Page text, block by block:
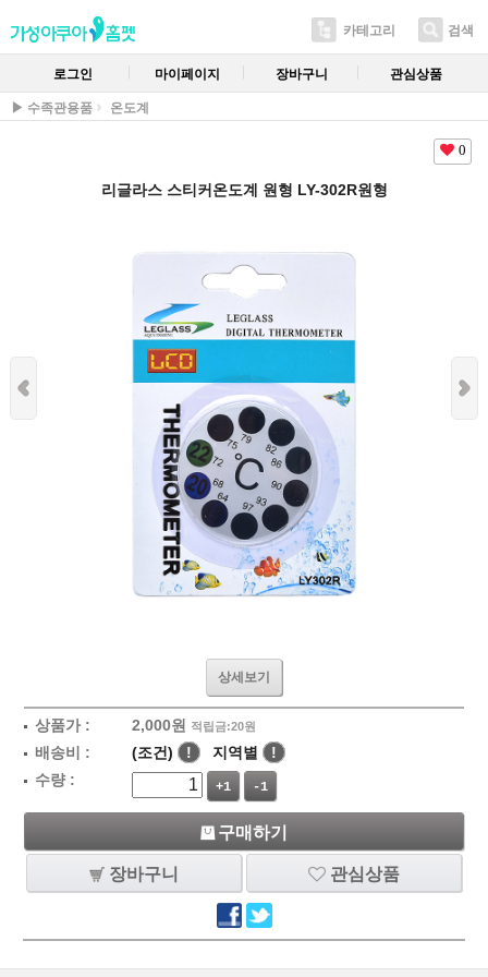
카테고리 검색
로그인 마이페이지 장바구니 관심상품
▶ 수족관용품 온도계
0
리글라스 스티커온도계 원형 LY-302R원형
상세보기
상품가 : 2,000원 적립금:20원
배송비 : (조건) ! 지역별
!
수량 :
+1 -1
구매하기
장바구니 관심상품